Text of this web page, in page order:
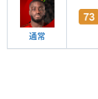
通常